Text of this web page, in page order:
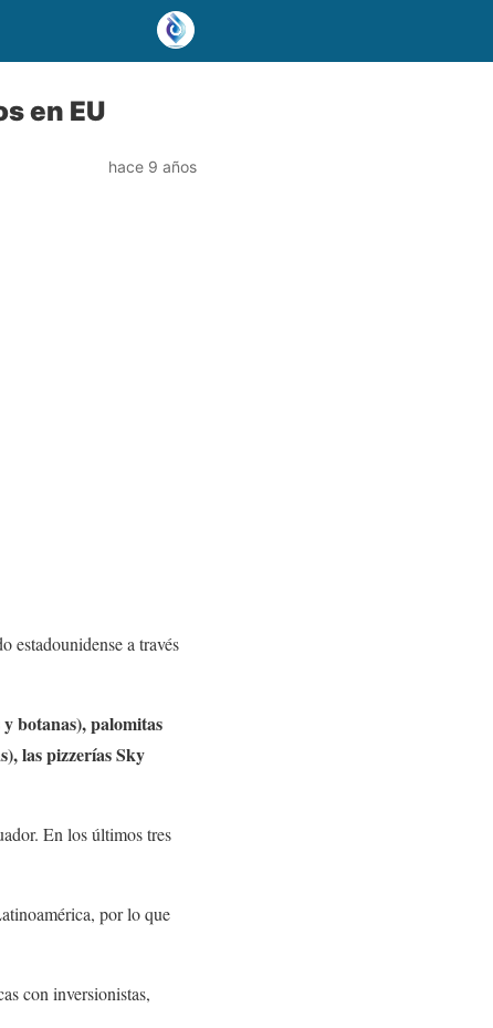
en EU
hace 9 años
estadounidense a través
botanas), palomitas
las pizzerías Sky
En los últimos tres
por lo que
con inversionistas,